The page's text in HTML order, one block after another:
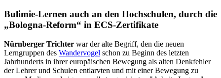
Bulimie-Lernen auch an den Hochschulen, durch die
„Bologna-Reform“ in ECS-Zertifikate
Nürnberger Trichter war der alte Begriff, den die neuen
Lerngruppen des Wandervogel schon zu Beginn des letzten
Jahrhunderts in ihrer europäischen Bewegung als alten Denkfehler
der Lehrer und Schulen entlarvten und mit einer Bewegung zu